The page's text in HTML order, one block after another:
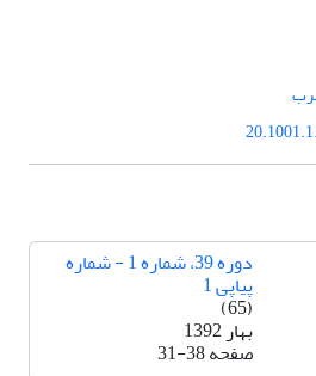
دوره 39، شماره 1 - شماره
پیاپی 1
(65)
بهار 1392
صفحه31-38